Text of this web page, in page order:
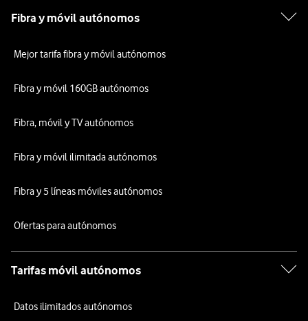
Fibra y móvil autónomos
Mejor tarifa fibra y móvil autónomos
Fibra y móvil 160GB autónomos
Fibra, móvil y TV autónomos
Fibra y móvil ilimitada autónomos
Fibra y 5 líneas móviles autónomos
Ofertas para autónomos
Tarifas móvil autónomos
Datos ilimitados autónomos